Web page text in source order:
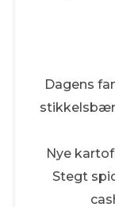
Dagens
Nye
Stegt